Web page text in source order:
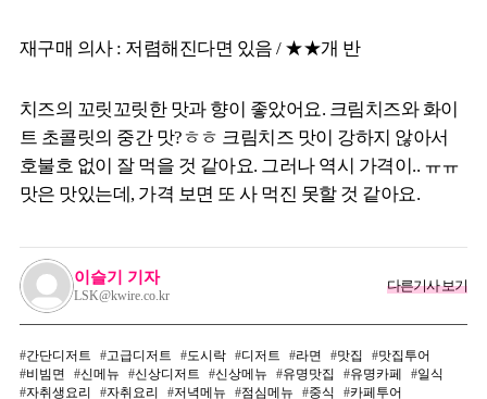
재구매 의사 : 저렴해진다면 있음 / ★★개 반
치즈의 꼬릿꼬릿한 맛과 향이 좋았어요. 크림치즈와 화이
트 초콜릿의 중간 맛?ㅎㅎ 크림치즈 맛이 강하지 않아서
호불호 없이 잘 먹을 것 같아요. 그러나 역시 가격이.. ㅠㅠ
맛은 맛있는데, 가격 보면 또 사 먹진 못할 것 같아요.
이슬기 기자
LSK@kwire.co.kr
다른기사 보기
간단디저트 고급디저트 도시락 디저트 라면 맛집
맛집투어
비빔면
신메뉴 신상디저트 신상메뉴 유명맛집 유명카페
일식
자취생요리
자취요리 저녁메뉴 점심메뉴 중식
카페투어